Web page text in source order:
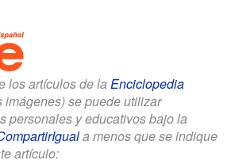
los artículos de la Enciclopedia
imágenes) se puede utilizar
personales y educativos bajo la
a menos que se indique
artículo: